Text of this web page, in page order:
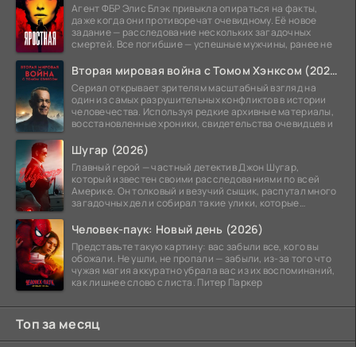
Агент ФБР Элис Блэк привыкла опираться на факты,
даже когда они противоречат очевидному. Её новое
задание — расследование нескольких загадочных
смертей. Все погибшие — успешные мужчины, ранее не
Вторая мировая война с Томом Хэнксом (2026)
Сериал открывает зрителям масштабный взгляд на
один из самых разрушительных конфликтов в истории
человечества. Используя редкие архивные материалы,
восстановленные хроники, свидетельства очевидцев и
Шугар (2026)
Главный герой — частный детектив Джон Шугар,
который известен своими расследованиями по всей
Америке. Он толковый и везучий сыщик, распутал много
загадочных дел и собирал такие улики, которые
Человек-паук: Новый день (2026)
Представьте такую картину: вас забыли все, кого вы
обожали. Не ушли, не пропали — забыли, из-за того что
чужая магия аккуратно убрала вас из их воспоминаний,
как лишнее слово с листа. Питер Паркер
Топ за месяц